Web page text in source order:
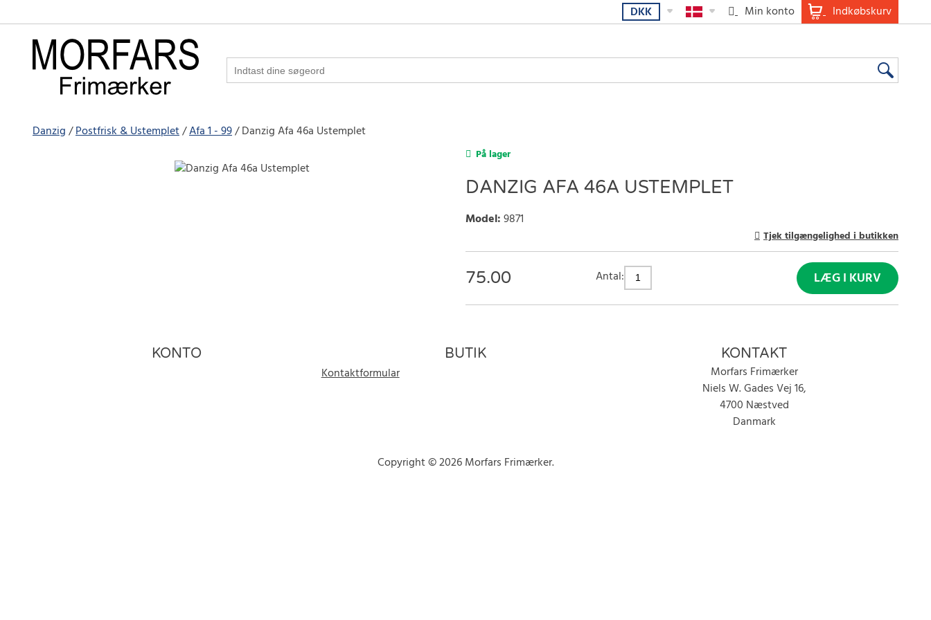
Indkøbskurv
Min konto
DKK
Danzig Postfrisk & Ustemplet Afa 1 - 99 Danzig Afa 46a Ustemplet
På lager
DANZIG AFA 46A USTEMPLET
Model:9871
Tjek tilgængelighed i butikken
75.00 Antal: LÆG I KURV
KONTO BUTIK
Kontaktformular
KONTAKT
Morfars Frimærker
Niels W. Gades Vej 16,
4700 Næstved
Danmark
Copyright © 2026 Morfars Frimærker.